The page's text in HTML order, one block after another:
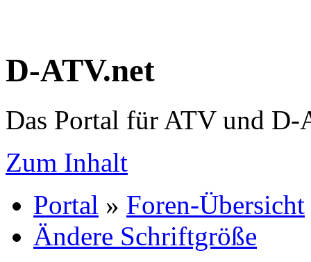
D-ATV.net
Das Portal für ATV und D-
Zum Inhalt
Portal » Foren-Übersicht
Ändere Schriftgröße